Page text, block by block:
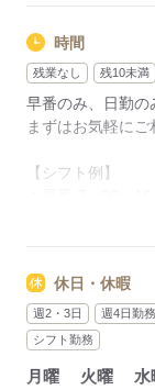
まず、あなたの希
ご相談だけでもOK
時間
残業なし 残10未満
早番のみ、日勤の
まずはお気軽にご
【シフト例】
（休憩1時間）
・深夜時間（22：
・交通費全額支給
休日・休暇
週2・3日 週4日勤務
シフト勤務
月曜 火曜 水